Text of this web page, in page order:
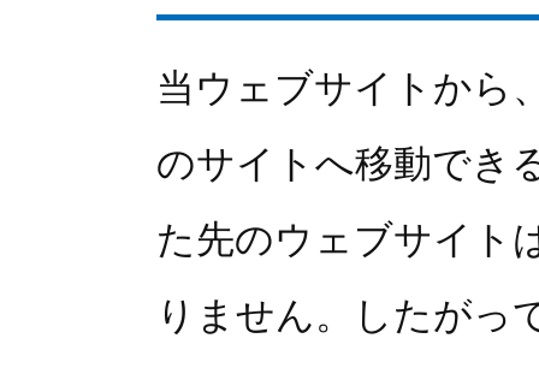
当ウェブサイトから
のサイトへ移動でき
た先のウェブサイト
りません。したがっ